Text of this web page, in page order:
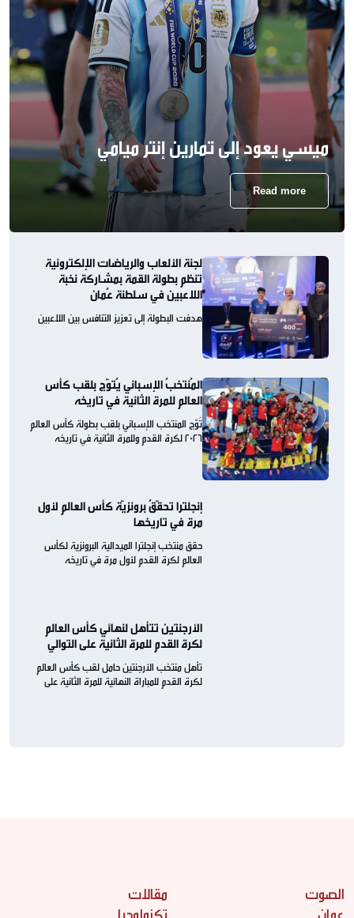
ميسي يعود إلى تمارين إنتر ميامي
Read more
لجنة الألعاب والرياضات الإلكترونية
تنظم بطولة القمة بمشاركة نخبة
اللاعبين في سلطنة عُمان
هدفت البطولة إلى تعزيز التنافس بين اللاعبين
المُنتخبُ الإسباني يُتوّج بلقب كأس
العالم للمرة الثانية في تاريخه
تُوّج المنتخب الإسباني بلقب بطولة كأس العالم
2026 لكرة القدم وللمرة الثانية في تاريخه
إنجلترا تحقّقُ برونزيّة كأس العالم لأول
مرة في تاريخها
حقق منتخب إنجلترا الميدالية البرونزية لكأس
العالم لكرة القدم لأول مرة في تاريخه
الأرجنتين تتأهل لنهائي كأس العالم
لكرة القدم للمرة الثانية على التوالي
تأهل منتخب الأرجنتين حامل لقب كأس العالم
لكرة القدم للمباراة النهائية للمرة الثانية على
الصوت
مقالات